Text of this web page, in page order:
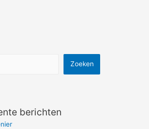
Zoeken
berichten